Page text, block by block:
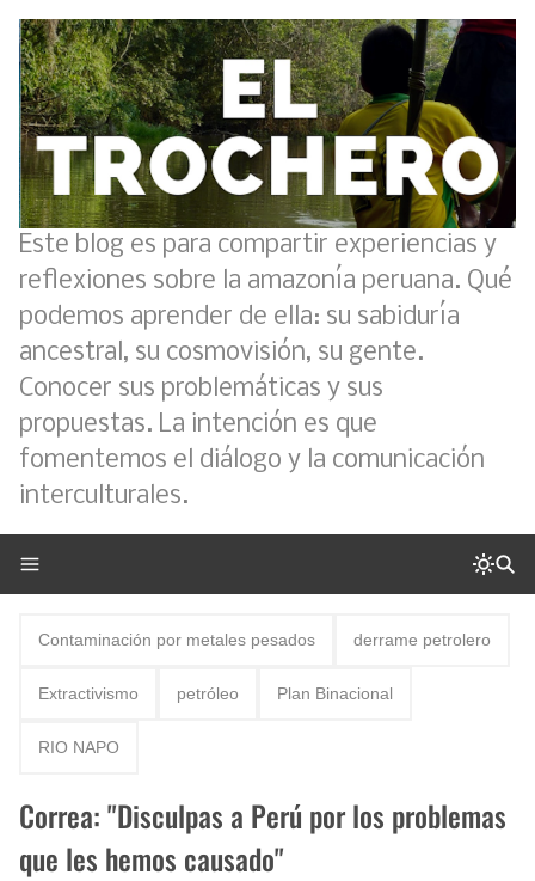
Este blog es para compartir experiencias y
reflexiones sobre la amazonía peruana. Qué
podemos aprender de ella: su sabiduría
ancestral, su cosmovisión, su gente.
Conocer sus problemáticas y sus
propuestas. La intención es que
fomentemos el diálogo y la comunicación
interculturales.
Contaminación por metales pesados derrame petrolero
Extractivismo petróleo Plan Binacional
RIO NAPO
Correa: "Disculpas a Perú por los problemas
que les hemos causado"